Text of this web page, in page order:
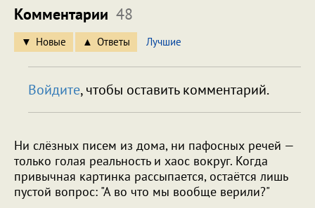
Комментарии 48
Новые Ответы Лучшие
Войдите, чтобы оставить комментарий.
Ни слёзных писем из дома, ни пафосных речей —
только голая реальность и хаос вокруг. Когда
привычная картинка рассыпается, остаётся лишь
пустой вопрос: "А во что мы вообще верили?"